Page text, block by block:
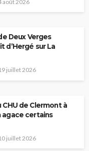
août 2026
Deux Verges
d’Hergé sur La
juillet 2026
de Clermont à
agace certains
juillet 2026